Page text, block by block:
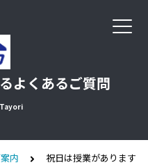
よくあるご質問
Tayori
内 祝日は授業がありますか